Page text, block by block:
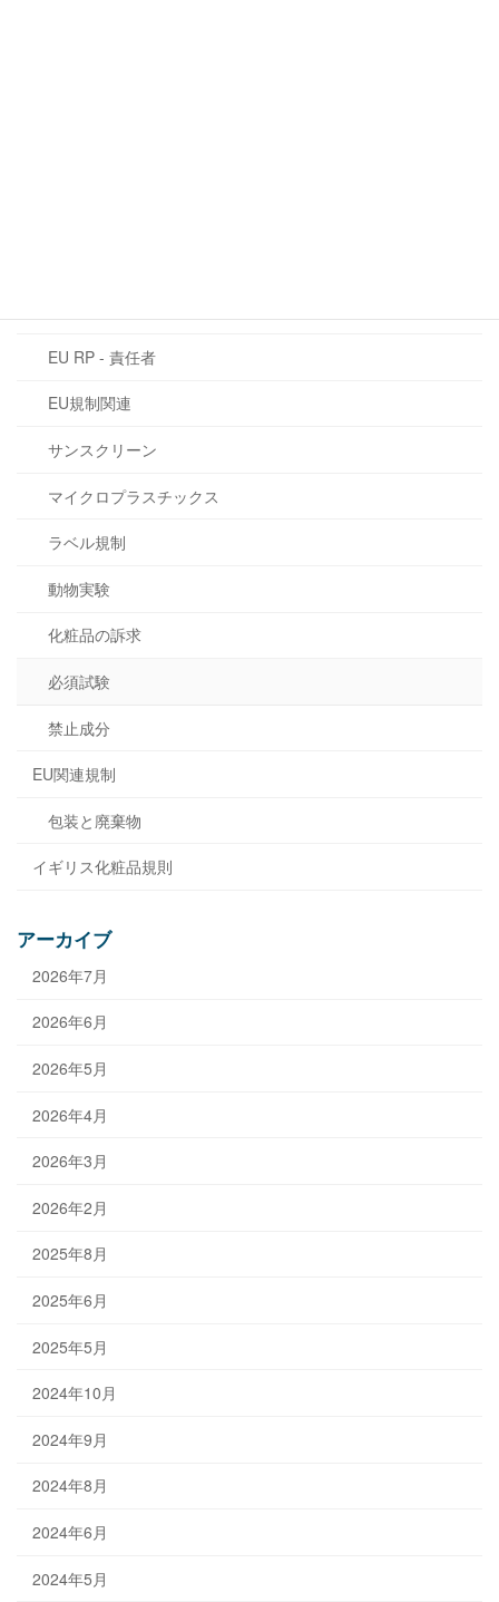
EU RP - 責任者
EU規制関連
サンスクリーン
マイクロプラスチックス
ラベル規制
動物実験
化粧品の訴求
必須試験
禁止成分
EU関連規制
包装と廃棄物
イギリス化粧品規則
アーカイブ
2026年7月
2026年6月
2026年5月
2026年4月
2026年3月
2026年2月
2025年8月
2025年6月
2025年5月
2024年10月
2024年9月
2024年8月
2024年6月
2024年5月